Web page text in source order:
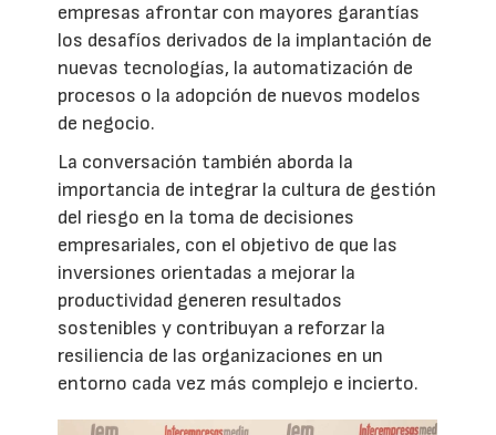
empresas afrontar con mayores garantías
los desafíos derivados de la implantación de
nuevas tecnologías, la automatización de
procesos o la adopción de nuevos modelos
de negocio.
La conversación también aborda la
importancia de integrar la cultura de gestión
del riesgo en la toma de decisiones
empresariales, con el objetivo de que las
inversiones orientadas a mejorar la
productividad generen resultados
sostenibles y contribuyan a reforzar la
resiliencia de las organizaciones en un
entorno cada vez más complejo e incierto.